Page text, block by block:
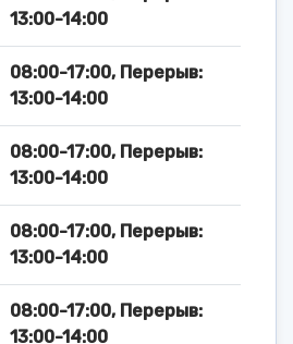
13:00-14:00
08:00-17:00, Перерыв:
13:00-14:00
08:00-17:00, Перерыв:
13:00-14:00
08:00-17:00, Перерыв:
13:00-14:00
08:00-17:00, Перерыв:
13:00-14:00